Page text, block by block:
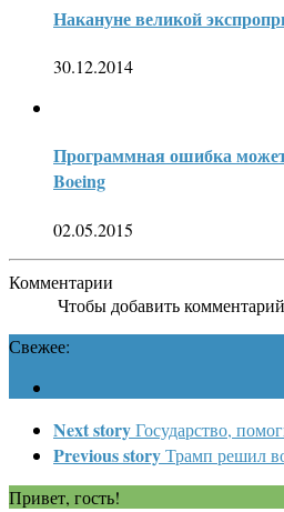
Накануне великой
30.12.2014
Программная ошибка
Boeing
02.05.2015
Комментарии
Чтобы добавить
Свежее:
Next storyГосударство,
Previous storyТрамп решил
Привет, гость!